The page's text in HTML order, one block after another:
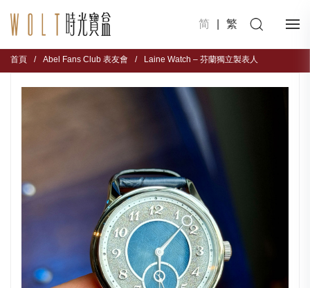
简 繁
首頁 / Abel Fans Club 表友會 / Laine Watch – 芬蘭獨立製表人